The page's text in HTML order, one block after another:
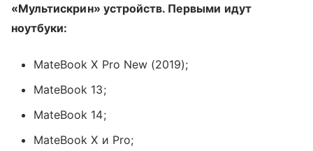
«‎Мультискрин» устройств. Первыми идут
ноутбуки:
MateBook X Pro New (2019);
MateBook 13;
MateBook 14;
MateBook X и Pro;